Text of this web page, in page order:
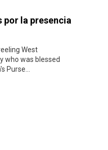
por la presencia
West
who was blessed
Purse...